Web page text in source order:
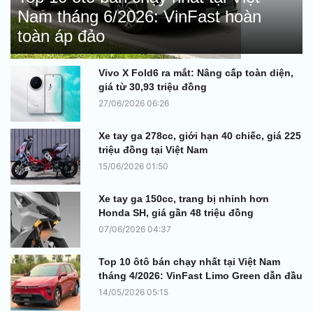
Nam tháng 6/2026: VinFast hoàn
toàn áp đảo
Vivo X Fold6 ra mắt: Nâng cấp toàn diện,
giá từ 30,93 triệu đồng
27/06/2026 06:26
Xe tay ga 278cc, giới hạn 40 chiếc, giá 225
triệu đồng tại Việt Nam
15/06/2026 01:50
Xe tay ga 150cc, trang bị nhỉnh hơn
Honda SH, giá gần 48 triệu đồng
07/06/2026 04:37
Top 10 ôtô bán chạy nhất tại Việt Nam
tháng 4/2026: VinFast Limo Green dẫn đầu
14/05/2026 05:15